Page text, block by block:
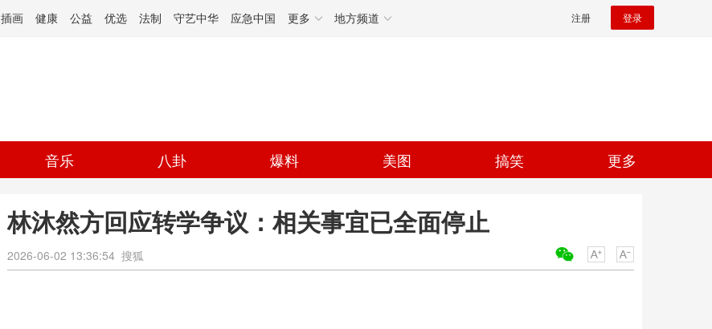
插画 健康 公益 优选 法制 守艺中华 应急中国 更多 地方频道 注册 登录
音乐 八卦 爆料 美图 搞笑 更多
林沐然方回应转学争议：相关事宜已全面停止
2026-06-02 13:36:54 搜狐